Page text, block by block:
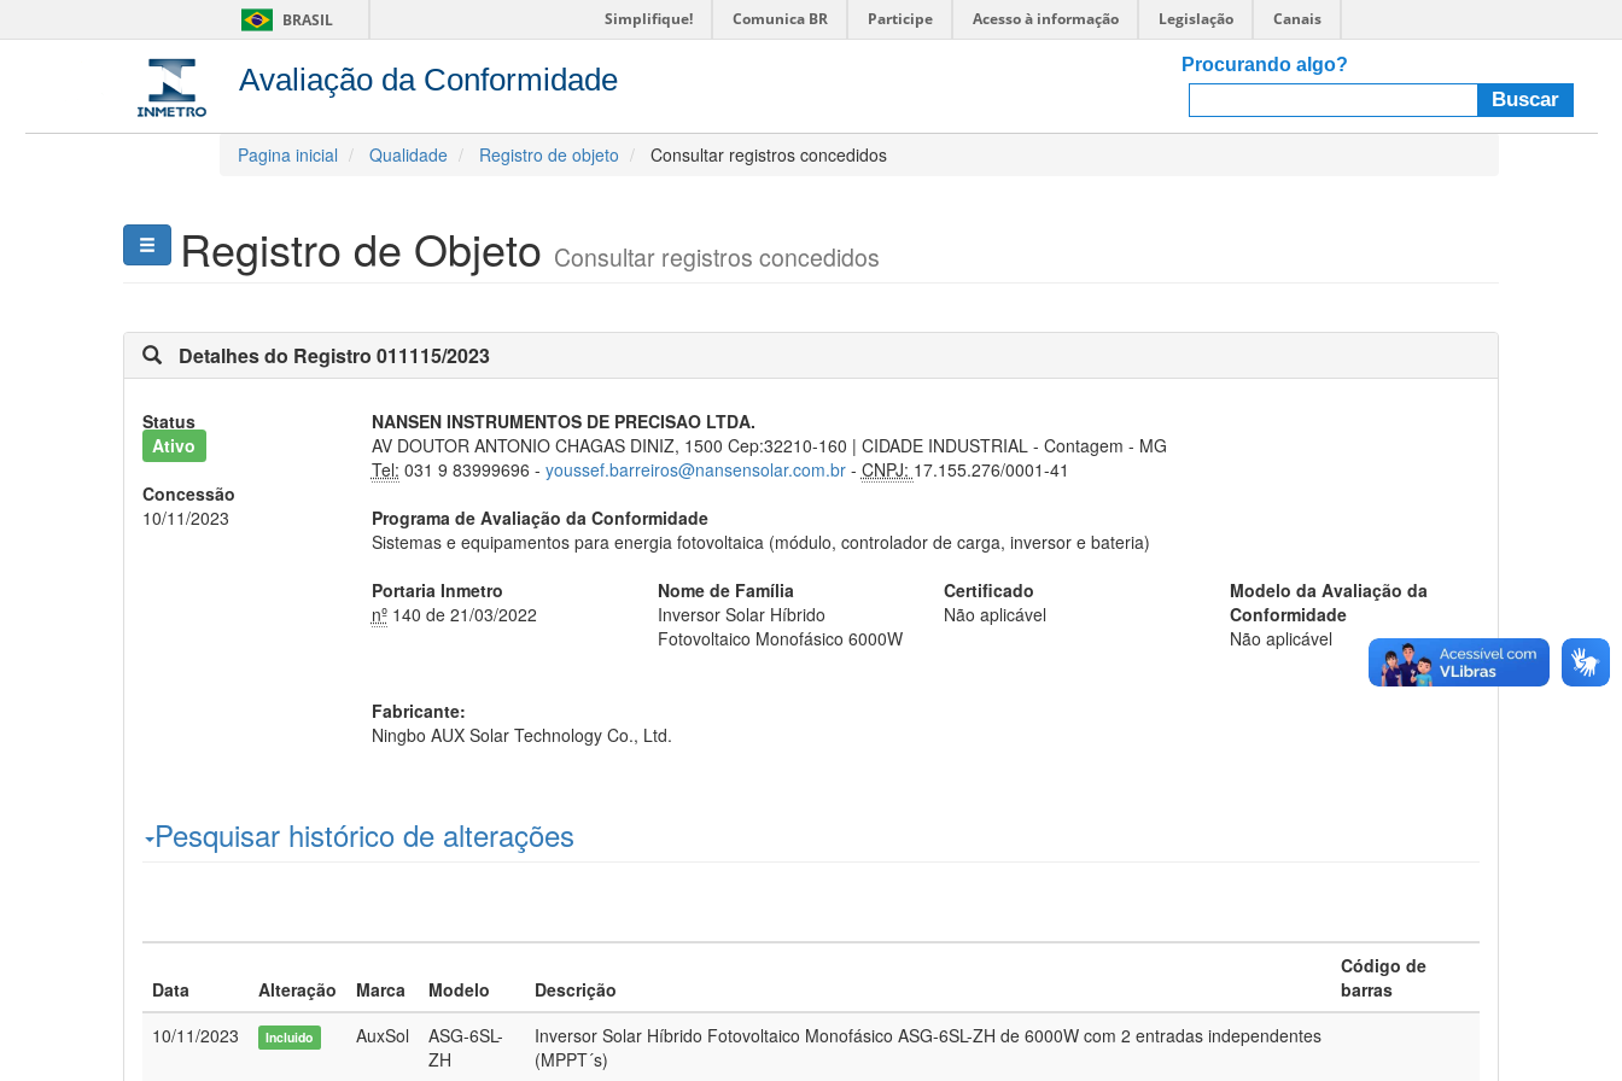
BRASIL Simplifique! Comunica BR Participe Acesso à informação Legislação Canais
Avaliação da Conformidade Procurando algo?
Pagina inicial Qualidade Registro de objeto Consultar registros concedidos
Registro de Objeto Consultar registros concedidos
Detalhes do Registro 011115/2023
Status
Ativo
Concessão
10/11/2023
NANSEN INSTRUMENTOS DE PRECISAO LTDA.
AV DOUTOR ANTONIO CHAGAS DINIZ, 1500 Cep:32210-160 | CIDADE INDUSTRIAL - Contagem - MG
Tel: 031 9 83999696 - youssef.barreiros@nansensolar.com.br- CNPJ: 17.155.276/0001-41
Programa de Avaliação da Conformidade
Sistemas e equipamentos para energia fotovoltaica (módulo, controlador de carga, inversor e bateria)
Portaria Inmetro
nº140 de 21/03/2022
Nome de Família
Inversor Solar Híbrido
Fotovoltaico Monofásico 6000W
Certificado
Não aplicável
Modelo da Avaliação da
Conformidade
Não aplicável
Fabricante:
Ningbo AUX Solar Technology Co., Ltd.
Pesquisar histórico de alterações
Data Alteração Marca Modelo Descrição
Código de
barras
10/11/2023
Incluido AuxSol
ASG-6SL-
ZH
Inversor Solar Híbrido Fotovoltaico Monofásico ASG-6SL-ZH de 6000W com 2 entradas independentes
(MPPT´s)